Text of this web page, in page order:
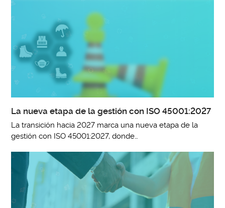
La nueva etapa de la gestión con ISO 45001:2027
La transición hacia 2027 marca una nueva etapa de la
gestión con ISO 45001:2027, donde…